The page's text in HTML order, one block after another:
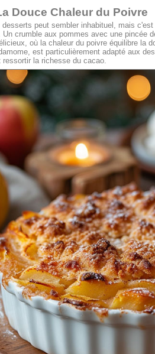
Douce Chaleur du Poivre
peut sembler inhabituel, mais
Un crumble aux pommes avec une pincée
où la chaleur du poivre équilibre la
est particulièrement adapté aux
la richesse du cacao.